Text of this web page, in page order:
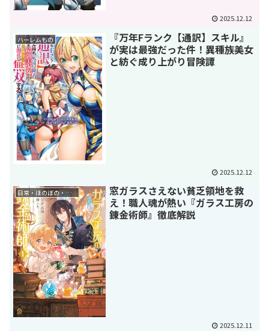
2025.12.12
ハーレムもの
『万年Fランク【通訳】スキル』
が実は最強だった件！異種族美女
と紡ぐ成り上がり冒険譚
2025.12.12
日常・ほのぼの・癒し
窓ガラスさえない貧乏領地を救
え！職人魂が熱い『ガラス工房の
錬金術師』徹底解説
2025.12.11